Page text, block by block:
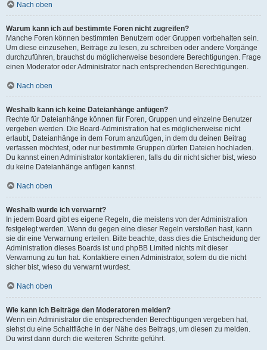
Nach oben
Warum kann ich auf bestimmte Foren nicht zugreifen?
Manche Foren können bestimmten Benutzern oder Gruppen vorbehalten sein.
Um diese einzusehen, Beiträge zu lesen, zu schreiben oder andere Vorgänge
durchzuführen, brauchst du möglicherweise besondere Berechtigungen. Frage
einen Moderator oder Administrator nach entsprechenden Berechtigungen.
Nach oben
Weshalb kann ich keine Dateianhänge anfügen?
Rechte für Dateianhänge können für Foren, Gruppen und einzelne Benutzer
vergeben werden. Die Board-Administration hat es möglicherweise nicht
erlaubt, Dateianhänge in dem Forum anzufügen, in dem du deinen Beitrag
verfassen möchtest, oder nur bestimmte Gruppen dürfen Dateien hochladen.
Du kannst einen Administrator kontaktieren, falls du dir nicht sicher bist, wieso
du keine Dateianhänge anfügen kannst.
Nach oben
Weshalb wurde ich verwarnt?
In jedem Board gibt es eigene Regeln, die meistens von der Administration
festgelegt werden. Wenn du gegen eine dieser Regeln verstoßen hast, kann
sie dir eine Verwarnung erteilen. Bitte beachte, dass dies die Entscheidung der
Administration dieses Boards ist und phpBB Limited nichts mit dieser
Verwarnung zu tun hat. Kontaktiere einen Administrator, sofern du die nicht
sicher bist, wieso du verwarnt wurdest.
Nach oben
Wie kann ich Beiträge den Moderatoren melden?
Wenn ein Administrator die entsprechenden Berechtigungen vergeben hat,
siehst du eine Schaltfläche in der Nähe des Beitrags, um diesen zu melden.
Du wirst dann durch die weiteren Schritte geführt.